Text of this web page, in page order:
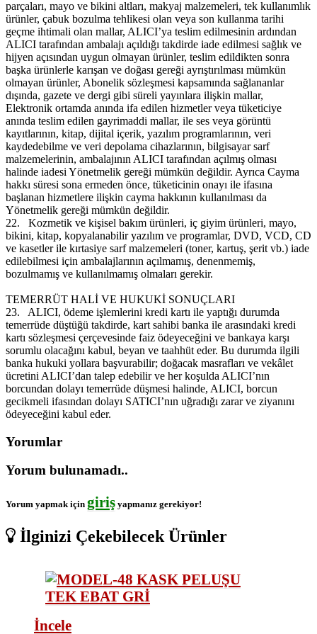
parçaları, mayo ve bikini altları, makyaj malzemeleri, tek kullanımlık
ürünler, çabuk bozulma tehlikesi olan veya son kullanma tarihi
geçme ihtimali olan mallar, ALICI’ya teslim edilmesinin ardından
ALICI tarafından ambalajı açıldığı takdirde iade edilmesi sağlık ve
hijyen açısından uygun olmayan ürünler, teslim edildikten sonra
başka ürünlerle karışan ve doğası gereği ayrıştırılması mümkün
olmayan ürünler, Abonelik sözleşmesi kapsamında sağlananlar
dışında, gazete ve dergi gibi süreli yayınlara ilişkin mallar,
Elektronik ortamda anında ifa edilen hizmetler veya tüketiciye
anında teslim edilen gayrimaddi mallar, ile ses veya görüntü
kayıtlarının, kitap, dijital içerik, yazılım programlarının, veri
kaydedebilme ve veri depolama cihazlarının, bilgisayar sarf
malzemelerinin, ambalajının ALICI tarafından açılmış olması
halinde iadesi Yönetmelik gereği mümkün değildir. Ayrıca Cayma
hakkı süresi sona ermeden önce, tüketicinin onayı ile ifasına
başlanan hizmetlere ilişkin cayma hakkının kullanılması da
Yönetmelik gereği mümkün değildir.
22.
Kozmetik ve kişisel bakım ürünleri, iç giyim ürünleri, mayo,
bikini, kitap, kopyalanabilir yazılım ve programlar, DVD, VCD, CD
ve kasetler ile kırtasiye sarf malzemeleri (toner, kartuş, şerit vb.) iade
edilebilmesi için ambalajlarının açılmamış, denenmemiş,
bozulmamış ve kullanılmamış olmaları gerekir.
TEMERRÜT HALİ VE HUKUKİ SONUÇLARI
23.
ALICI, ödeme işlemlerini kredi kartı ile yaptığı durumda
temerrüde düştüğü takdirde, kart sahibi banka ile arasındaki kredi
kartı sözleşmesi çerçevesinde faiz ödeyeceğini ve bankaya karşı
sorumlu olacağını kabul, beyan ve taahhüt eder. Bu durumda ilgili
banka hukuki yollara başvurabilir; doğacak masrafları ve vekâlet
ücretini ALICI’dan talep edebilir ve her koşulda ALICI’nın
borcundan dolayı temerrüde düşmesi halinde, ALICI, borcun
gecikmeli ifasından dolayı SATICI’nın uğradığı zarar ve ziyanını
ödeyeceğini kabul eder.
Yorumlar
Yorum bulunamadı..
Yorum yapmak için giriş yapmanız gerekiyor!
İlginizi Çekebilecek Ürünler
İncele